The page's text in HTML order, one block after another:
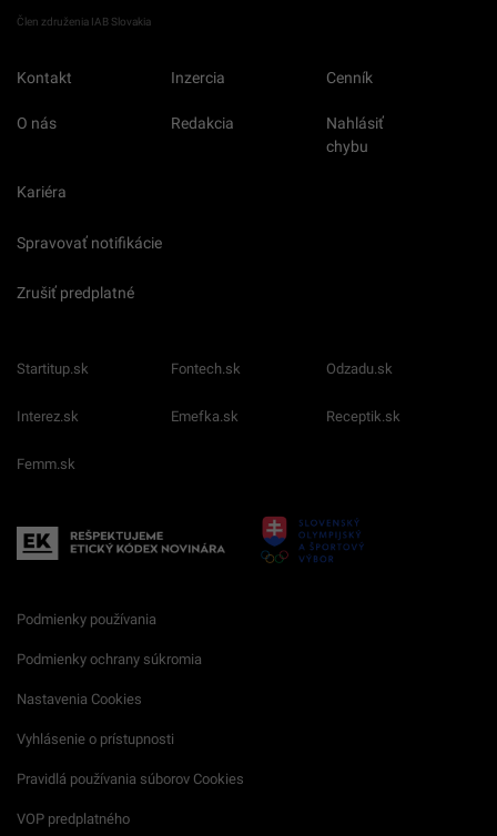
Člen združenia IAB Slovakia
Kontakt Inzercia Cenník
O nás Redakcia
Nahlásiť
chybu
Kariéra
Spravovať notifikácie
Zrušiť predplatné
Startitup.sk Fontech.sk Odzadu.sk
Interez.sk Emefka.sk Receptik.sk
Femm.sk
Podmienky používania
Podmienky ochrany súkromia
Nastavenia Cookies
Vyhlásenie o prístupnosti
Pravidlá používania súborov Cookies
VOP predplatného